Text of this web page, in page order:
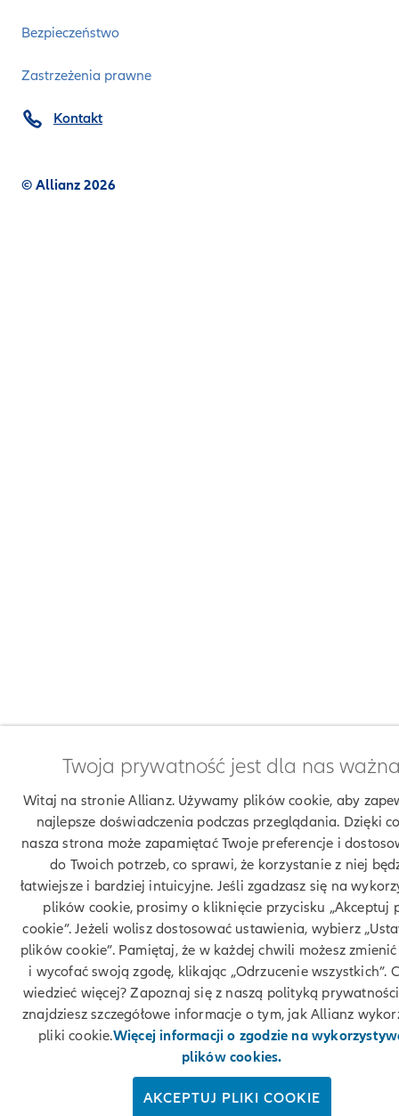
Bezpieczeństwo
Zastrzeżenia prawne
© Allianz 2026
Kontakt
Twoja prywatność jest dla nas
Witaj na stronie Allianz. Używamy plików cookie, aby
najlepsze doświadczenia podczas przeglądania. Dzięki
nasza strona może zapamiętać Twoje preferencje i
do Twoich potrzeb, co sprawi, że korzystanie z niej
łatwiejsze i bardziej intuicyjne. Jeśli zgadzasz się na
plików cookie, prosimy o kliknięcie przycisku „Akceptuj
cookie”. Jeżeli wolisz dostosować ustawienia, wybierz
plików cookie”. Pamiętaj, że w każdej chwili możesz
i wycofać swoją zgodę, klikając „Odrzucenie wszystkich”.
wiedzieć więcej? Zapoznaj się z naszą polityką
znajdziesz szczegółowe informacje o tym, jak Allianz
pliki cookie.Więcej informacji o zgodzie na
plików cookies.
AKCEPTUJ PLIKI COOKIE